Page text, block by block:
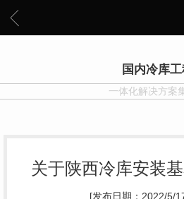
国内冷库
一体化解决方案
关于陕西冷库安装
[发布日期：2022/5/